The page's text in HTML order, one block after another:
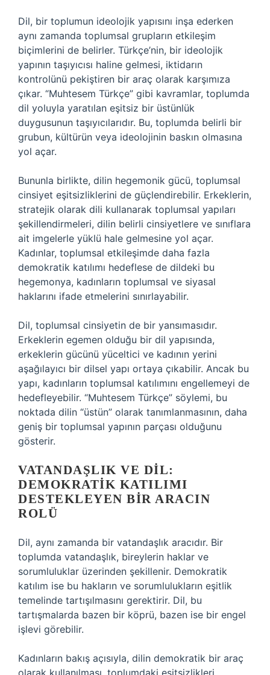
Dil, bir toplumun ideolojik yapısını inşa ederken
aynı zamanda toplumsal grupların etkileşim
biçimlerini de belirler. Türkçe’nin, bir ideolojik
yapının taşıyıcısı haline gelmesi, iktidarın
kontrolünü pekiştiren bir araç olarak karşımıza
çıkar. “Muhtesem Türkçe” gibi kavramlar, toplumda
dil yoluyla yaratılan eşitsiz bir üstünlük
duygusunun taşıyıcılarıdır. Bu, toplumda belirli bir
grubun, kültürün veya ideolojinin baskın olmasına
yol açar.
Bununla birlikte, dilin hegemonik gücü, toplumsal
cinsiyet eşitsizliklerini de güçlendirebilir. Erkeklerin,
stratejik olarak dili kullanarak toplumsal yapıları
şekillendirmeleri, dilin belirli cinsiyetlere ve sınıflara
ait imgelerle yüklü hale gelmesine yol açar.
Kadınlar, toplumsal etkileşimde daha fazla
demokratik katılımı hedeflese de dildeki bu
hegemonya, kadınların toplumsal ve siyasal
haklarını ifade etmelerini sınırlayabilir.
Dil, toplumsal cinsiyetin de bir yansımasıdır.
Erkeklerin egemen olduğu bir dil yapısında,
erkeklerin gücünü yüceltici ve kadının yerini
aşağılayıcı bir dilsel yapı ortaya çıkabilir. Ancak bu
yapı, kadınların toplumsal katılımını engellemeyi de
hedefleyebilir. “Muhtesem Türkçe” söylemi, bu
noktada dilin “üstün” olarak tanımlanmasının, daha
geniş bir toplumsal yapının parçası olduğunu
gösterir.
VATANDAŞLIK VE DIL:
DEMOKRATIK KATILIMI
DESTEKLEYEN BIR ARACIN
ROLÜ
Dil, aynı zamanda bir vatandaşlık aracıdır. Bir
toplumda vatandaşlık, bireylerin haklar ve
sorumluluklar üzerinden şekillenir. Demokratik
katılım ise bu hakların ve sorumlulukların eşitlik
temelinde tartışılmasını gerektirir. Dil, bu
tartışmalarda bazen bir köprü, bazen ise bir engel
işlevi görebilir.
Kadınların bakış açısıyla, dilin demokratik bir araç
olarak kullanılması, toplumdaki eşitsizlikleri